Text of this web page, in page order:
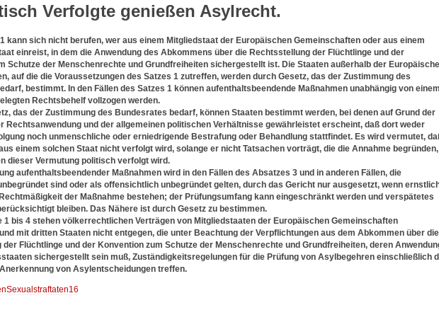
Verfolgte genießen Asylrecht.
kann sich nicht berufen, wer aus einem Mitgliedstaat der Europäischen Gemeinschaften oder aus einem
einreist, in dem die Anwendung des Abkommens über die Rechtsstellung der Flüchtlinge und der
Schutze der Menschenrechte und Grundfreiheiten sichergestellt ist. Die Staaten außerhalb der
auf die die Voraussetzungen des Satzes 1 zutreffen, werden durch Gesetz, das der Zustimmung des
bestimmt. In den Fällen des Satzes 1 können aufenthaltsbeendende Maßnahmen unabhängig von einem
Rechtsbehelf vollzogen werden.
das der Zustimmung des Bundesrates bedarf, können Staaten bestimmt werden, bei denen auf Grund der
Rechtsanwendung und der allgemeinen politischen Verhältnisse gewährleistet erscheint, daß dort weder
noch unmenschliche oder erniedrigende Bestrafung oder Behandlung stattfindet. Es wird vermutet,
einem solchen Staat nicht verfolgt wird, solange er nicht Tatsachen vorträgt, die die Annahme begründen,
dieser Vermutung politisch verfolgt wird.
aufenthaltsbeendender Maßnahmen wird in den Fällen des Absatzes 3 und in anderen Fällen, die
sind oder als offensichtlich unbegründet gelten, durch das Gericht nur ausgesetzt, wenn
der Maßnahme bestehen; der Prüfungsumfang kann eingeschränkt werden und verspätetes
bleiben. Das Nähere ist durch Gesetz zu bestimmen.
1 bis 4 stehen völkerrechtlichen Verträgen von Mitgliedstaaten der Europäischen Gemeinschaften
mit dritten Staaten nicht entgegen, die unter Beachtung der Verpflichtungen aus dem Abkommen über die
Flüchtlinge und der Konvention zum Schutze der Menschenrechte und Grundfreiheiten, deren
sichergestellt sein muß, Zuständigkeitsregelungen für die Prüfung von Asylbegehren einschließlich
von Asylentscheidungen treffen.